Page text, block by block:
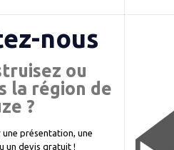
nous
ou
la région de
?
présentation, une
un devis gratuit !